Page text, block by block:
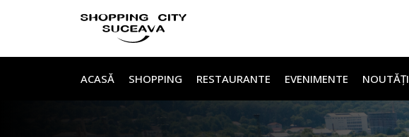
ACASĂ SHOPPING RESTAURANTE EVENIMENTE NOUTĂȚI